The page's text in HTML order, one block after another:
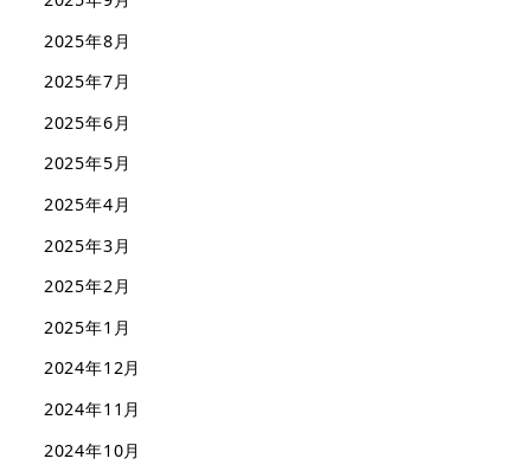
2025年8月
2025年7月
2025年6月
2025年5月
2025年4月
2025年3月
2025年2月
2025年1月
2024年12月
2024年11月
2024年10月